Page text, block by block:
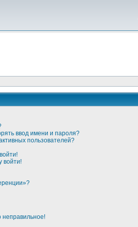
ввод имени и пароля?
пользователей?
войти!
неправильное!